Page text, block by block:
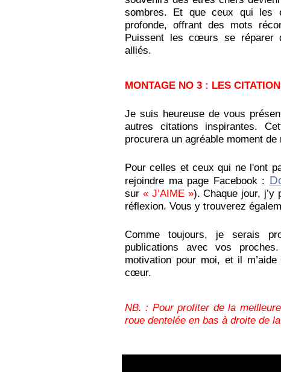
sombres. Et que ceux qui les
profonde, offrant des mots
Puissent les cœurs se réparer
alliés.
MONTAGE NO 3 : LES
Je suis heureuse de vous
autres citations inspirantes.
procurera un agréable moment
Pour celles et ceux qui ne l'ont
rejoindre ma page Facebook :
sur « J’AIME »). Chaque jour, j’y
réflexion. Vous y trouverez
Comme toujours, je serais
publications avec vos
motivation pour moi, et il
cœur.
NB. : Pour profiter de la
roue dentelée en bas à droite de